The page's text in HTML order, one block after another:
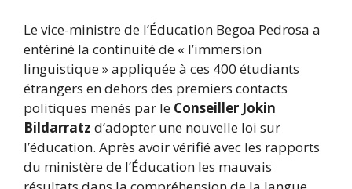
Le vice-ministre de l’Éducation Begoa Pedrosa a
entériné la continuité de « l’immersion
linguistique » appliquée à ces 400 étudiants
étrangers en dehors des premiers contacts
politiques menés par le Conseiller Jokin
Bildarratz d’adopter une nouvelle loi sur
l’éducation. Après avoir vérifié avec les rapports
du ministère de l’Éducation les mauvais